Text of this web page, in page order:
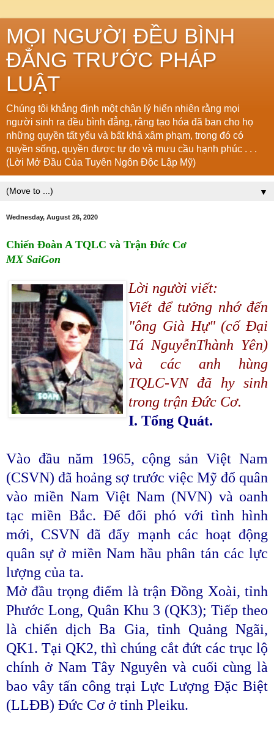
MỌI NGƯỜI ĐỀU BÌNH
ĐẲNG TRƯỚC PHÁP
LUẬT
Chúng tôi khẳng định một chân lý hiển nhiên rằng mọi
người sinh ra đều bình đẳng, rằng tạo hóa đã ban cho họ
những quyền tất yếu và bất khả xâm phạm, trong đó có
quyền sống, quyền được tự do và mưu cầu hạnh phúc . . .
(Lời Mở Đầu Của Tuyên Ngôn Độc Lập Mỹ)
▼
Wednesday, August 26, 2020
Chiến Đoàn A TQLC và Trận Đức Cơ
MX SaiGon
Lời người viết:
Viết để tưởng nhớ đến
"ông Già Hự" (cố Đại
Tá NguyễnThành Yên)
và các anh hùng
TQLC-VN đã hy sinh
trong trận Đức Cơ.
I. Tổng Quát.
Vào đầu năm 1965, cộng sản Việt Nam
(CSVN) đã hoảng sợ trước việc Mỹ đổ quân
vào miền Nam Việt Nam (NVN) và oanh
tạc miền Bắc. Để đối phó với tình hình
mới, CSVN đã đẩy mạnh các hoạt động
quân sự ở miền Nam hầu phân tán các lực
lượng của ta.
Mở đầu trọng điểm là trận Đồng Xoài, tỉnh
Phước Long, Quân Khu 3 (QK3); Tiếp theo
là chiến dịch Ba Gia, tỉnh Quảng Ngãi,
QK1. Tại QK2, thì chúng cắt đứt các trục lộ
chính ở Nam Tây Nguyên và cuối cùng là
bao vây tấn công trại Lực Lượng Đặc Biệt
(LLĐB) Đức Cơ ở tỉnh Pleiku.